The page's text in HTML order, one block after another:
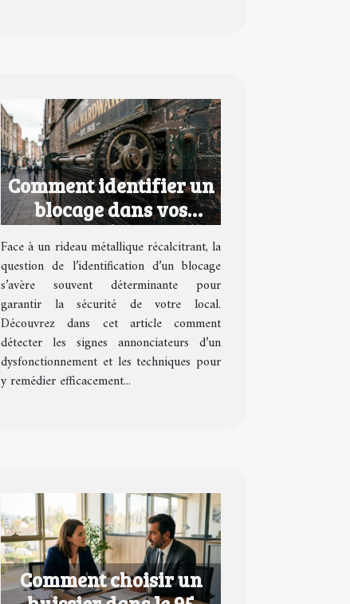
Comment identifier un
blocage dans vos
rideaux métalliques ?
Face à un rideau métallique récalcitrant, la
question de l’identification d’un blocage
s’avère souvent déterminante pour
garantir la sécurité de votre local.
Découvrez dans cet article comment
détecter les signes annonciateurs d’un
dysfonctionnement et les techniques pour
y remédier efficacement...
Comment choisir un